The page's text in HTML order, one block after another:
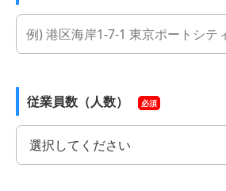
従業員数（人数） 必須